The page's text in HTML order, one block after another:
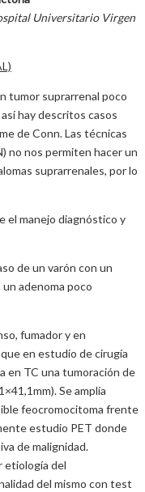
Universitario Virgen
tumor suprarrenal poco
hay descritos casos
de Conn. Las técnicas
no nos permiten hacer un
suprarrenales, por lo
el manejo diagnóstico y
de un varón con un
adenoma poco
fumador y en
en estudio de cirugía
en TC una tumoración de
Se amplía
feocromocitoma frente
estudio PET donde
de malignidad.
etiología del
del mismo con test